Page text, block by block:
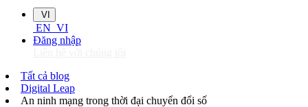
VI
EN VI
Đăng nhập
Tất cả blog
Digital Leap
An ninh mạng trong thời đại chuyển đổi số